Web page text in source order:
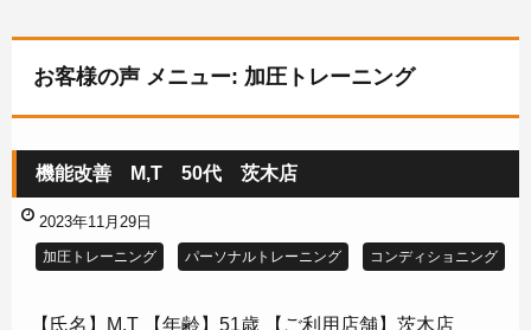
お客様の声 メニュー: 加圧トレーニング
機能改善 M,T 50代 茨木店
2023年11月29日
加圧トレーニング パーソナルトレーニング コンディショニング
【氏名】M,T 【年齢】51歳 【ご利用店舗】茨木店